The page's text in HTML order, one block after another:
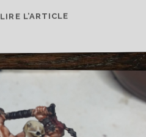
LIRE L’ARTICLE[PAS
PEINTURE
RAPIDE
SKAVEN